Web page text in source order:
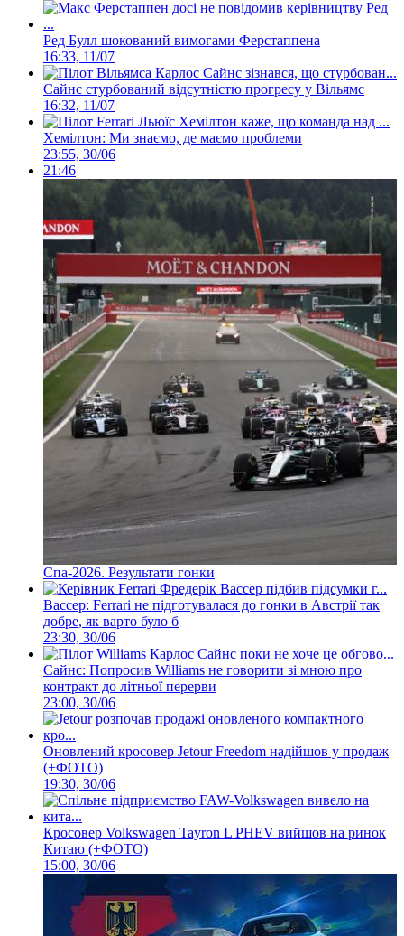
Ред Булл шокований вимогами Ферстаппена
16:33, 11/07
Сайнс стурбований відсутністю прогресу у Вільямс
16:32, 11/07
Хемілтон: Ми знаємо, де маємо проблеми
23:55, 30/06
21:46
Спа-2026. Результати гонки
Вассер: Ferrari не підготувалася до гонки в Австрії так
добре, як варто було б
23:30, 30/06
Сайнс: Попросив Williams не говорити зі мною про
контракт до літньої перерви
23:00, 30/06
Оновлений кросовер Jetour Freedom надійшов у продаж
(+ФОТО)
19:30, 30/06
Кросовер Volkswagen Tayron L PHEV вийшов на ринок
Китаю (+ФОТО)
15:00, 30/06